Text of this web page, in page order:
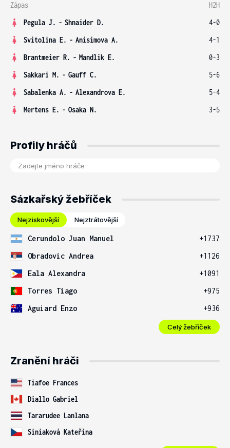
Zápas
H2H
Pegula J. - Shnaider D.
4-0
Svitolina E. - Anisimova A.
4-1
Brantmeier R. - Mandlik E.
0-3
Sakkari M. - Gauff C.
5-6
Sabalenka A. - Alexandrova E.
5-4
Mertens E. - Osaka N. 3-5
Profily hráčů
Sázkařský žebříček
Nejziskovější Nejztrátovější
Cerundolo Juan Manuel
+1737
Obradovic Andrea
+1126
Eala Alexandra
+1091
Torres Tiago
+975
Aguiard Enzo
+936
Celý žebříček
Zranění hráči
Tiafoe Frances
Diallo Gabriel
Tararudee Lanlana
Siniaková Kateřina